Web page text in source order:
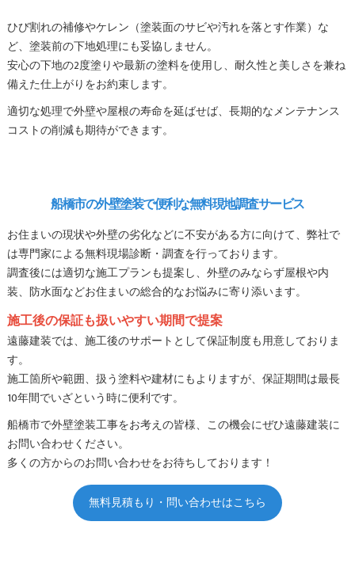
ひび割れの補修やケレン（塗装面のサビや汚れを落とす作業）な
ど、塗装前の下地処理にも妥協しません。
安心の下地の2度塗りや最新の塗料を使用し、耐久性と美しさを兼ね
備えた仕上がりをお約束します。
適切な処理で外壁や屋根の寿命を延ばせば、長期的なメンテナンス
コストの削減も期待ができます。
船橋市の外壁塗装で便利な無料現地調査サービス
お住まいの現状や外壁の劣化などに不安がある方に向けて、弊社で
は専門家による無料現場診断・調査を行っております。
調査後には適切な施工プランも提案し、外壁のみならず屋根や内
装、防水面などお住まいの総合的なお悩みに寄り添います。
施工後の保証も扱いやすい期間で提案
遠藤建装では、施工後のサポートとして保証制度も用意しておりま
す。
施工箇所や範囲、扱う塗料や建材にもよりますが、保証期間は最長
10年間でいざという時に便利です。
船橋市で外壁塗装工事をお考えの皆様、この機会にぜひ遠藤建装に
お問い合わせください。
多くの方からのお問い合わせをお待ちしております！
無料見積もり・問い合わせはこちら